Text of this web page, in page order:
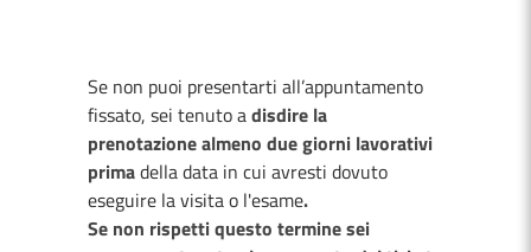
Se non puoi presentarti all’appuntamento
fissato, sei tenuto adisdire la
prenotazionealmeno due giorni lavorativi
primadella data in cui avresti dovuto
eseguire la visita o l'esame.
Se non rispetti questo termine sei